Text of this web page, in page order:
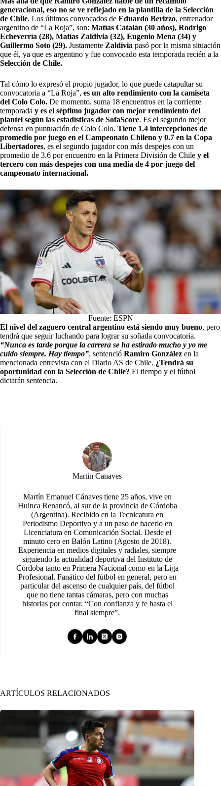
generacional, eso no se ve reflejado en la plantilla de la Selección
de Chile. Los últimos convocados de Eduardo Berizzo, entrenador
argentino de “La Roja”, son: Matías Catalán (30 años), Rodrigo
Echeverría (28), Matías Zaldivia (32), Eugenio Mena (34) y
Guillermo Soto (29). Justamente Zaldivia pasó por la misma situación
que él, ya que es argentino y fue convocado esta temporada recién a la
Selección de Chile.
Tal cómo lo expresó el propio jugador, lo que puede catapultar su
convocatoria a “La Roja”, es un alto rendimiento con la camiseta
del Colo Colo. De momento, suma 18 encuentros en la corriente
temporada y es el séptimo jugador con mejor rendimiento del
plantel según las estadísticas de SofaScore. Es el segundo mejor
defensa en puntuación de Colo Colo. Tiene 1.4 intercepciones de
promedio por juego en el Campeonato Chileno y 0.7 en la Copa
Libertadores, es el segundo jugador con más despejes con un
promedio de 3.6 por encuentro en la Primera División de Chile y el
tercero con más despejes con una media de 4 por juego del
campeonato internacional.
Fuente: ESPN
El nivel del zaguero central argentino está siendo muy bueno, pero
tendrá que seguir luchando para lograr su soñada convocatoria.
“Nunca es tarde porque la carrera se ha estirado mucho y yo me
cuido siempre. Hay tiempo”, sentenció Ramiro González en la
mencionada entrevista con el Diario AS de Chile. ¿Tendrá su
oportunidad con la Selección de Chile? El tiempo y el fútbol
dictarán sentencia.
Martin Canaves
Martín Emanuel Cánaves tiene 25 años, vive en
Huinca Renancó, al sur de la provincia de Córdoba
(Argentina). Recibido en la Tecnicatura en
Periodismo Deportivo y a un paso de hacerlo en
Licenciatura en Comunicación Social. Desde el
minuto cero en Balón Latino (Agosto de 2018).
Experiencia en medios digitales y radiales, siempre
siguiendo la actualidad deportiva del Instituto de
Córdoba tanto en Primera Nacional como en la Liga
Profesional. Fanático del fútbol en general, pero en
particular del ascenso de cualquier país, del fútbol
que no tiene tantas cámaras, pero con muchas
historias por contar. “Con confianza y fe hasta el
final siempre”.
ARTÍCULOS RELACIONADOS